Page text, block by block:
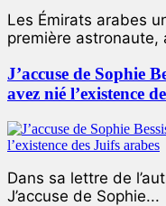
Les Émirats arabes
première astronaute,
J’accuse de Sophie
avez nié l’existence
Dans sa lettre de
J’accuse de Sophie...